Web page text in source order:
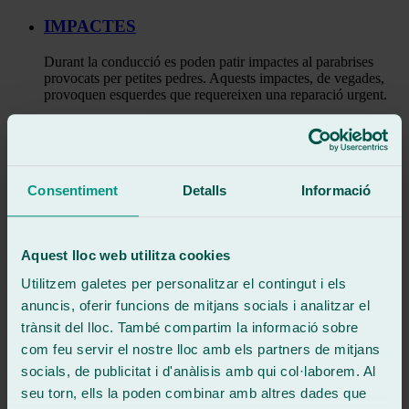
Consentiment Detalls Informació
Aquest lloc web utilitza cookies
Utilitzem galetes per personalitzar el contingut i els
anuncis, oferir funcions de mitjans socials i analitzar el
trànsit del lloc. També compartim la informació sobre
com feu servir el nostre lloc amb els partners de mitjans
socials, de publicitat i d'anàlisis amb qui col·laborem. Al
seu torn, ells la poden combinar amb altres dades que
IMPACTES
Durant la conducció es poden patir impactes al parabrises
provocats per petites pedres. Aquests impactes, de vegades,
provoquen esquerdes que requereixen una reparació urgent.
mal funcionament pot ser indici d’un problema més seriós que
afecta la comoditat del vehicle.
Taller de lunas
Sempre que et passi algun tipus d’imprevist a la carretera oa la
planificació del teu viatge, acudeix sense cap problema a algun dels
270 tallers parabrises Ralarsa. Realitzem tota mena de serveis amb la
Si necessiteu algun tipus d’informació sobre els nostres serveis,
estem connectats les 24h del dia. Tot això a través de la nostra